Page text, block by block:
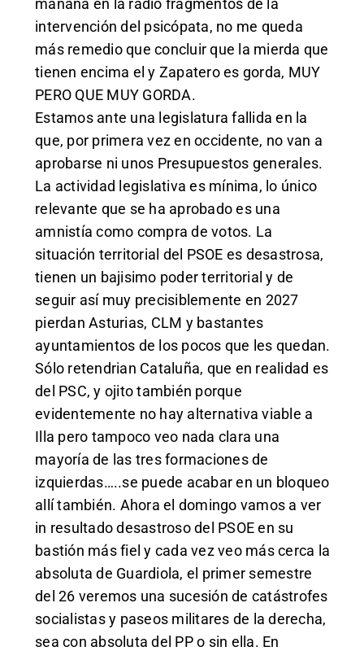
intervención del psicópata, no me queda
más remedio que concluir que la mierda que
tienen encima el y Zapatero es gorda, MUY
PERO QUE MUY GORDA.
Estamos ante una legislatura fallida en la
que, por primera vez en occidente, no van a
aprobarse ni unos Presupuestos generales.
La actividad legislativa es mínima, lo único
relevante que se ha aprobado es una
amnistía como compra de votos. La
situación territorial del PSOE es desastrosa,
tienen un bajisimo poder territorial y de
seguir así muy precisiblemente en 2027
pierdan Asturias, CLM y bastantes
ayuntamientos de los pocos que les quedan.
Sólo retendrian Cataluña, que en realidad es
del PSC, y ojito también porque
evidentemente no hay alternativa viable a
Illa pero tampoco veo nada clara una
mayoría de las tres formaciones de
izquierdas…..se puede acabar en un bloqueo
allí también. Ahora el domingo vamos a ver
in resultado desastroso del PSOE en su
bastión más fiel y cada vez veo más cerca la
absoluta de Guardiola, el primer semestre
del 26 veremos una sucesión de catástrofes
socialistas y paseos militares de la derecha,
sea con absoluta del PP o sin ella. En